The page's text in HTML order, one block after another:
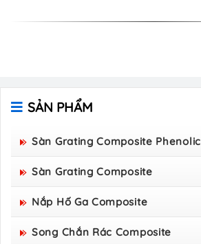
SẢN PHẨM
Sàn Grating Composite Phenolic
Sàn Grating Composite
Nắp Hố Ga Composite
Nắp Hố Ga Composite 800x800
Song Chắn Rác Composite